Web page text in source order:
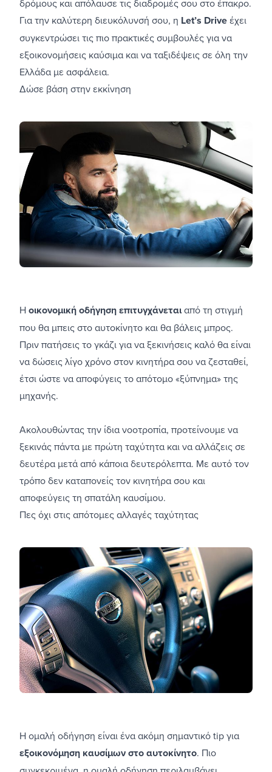
δρόμους και απόλαυσε τις διαδρομές σου στο έπακρο.
Για την καλύτερη διευκόλυνσή σου, η Let’s Driveέχει
συγκεντρώσει τις πιο πρακτικές συμβουλές για να
εξοικονομήσεις καύσιμα και να ταξιδέψεις σε όλη την
Ελλάδα με ασφάλεια.
Δώσε βάση στην εκκίνηση
Ηοικονομική οδήγηση επιτυγχάνεταιαπό τη στιγμή
που θα μπεις στο αυτοκίνητο και θα βάλεις μπρος.
Πριν πατήσεις το γκάζι για να ξεκινήσεις καλό θα είναι
να δώσεις λίγο χρόνο στον κινητήρα σου να ζεσταθεί,
έτσι ώστε να αποφύγεις το απότομο «ξύπνημα» της
μηχανής.
Ακολουθώντας την ίδια νοοτροπία, προτείνουμε να
ξεκινάς πάντα με πρώτη ταχύτητα και να αλλάζεις σε
δευτέρα μετά από κάποια δευτερόλεπτα. Με αυτό τον
τρόπο δεν καταπονείς τον κινητήρα σου και
αποφεύγεις τη σπατάλη καυσίμου.
Πες όχι στις απότομες αλλαγές ταχύτητας
Η ομαλή οδήγηση είναι ένα ακόμη σημαντικό tip για
εξοικονόμηση καυσίμων στο αυτοκίνητο. Πιο